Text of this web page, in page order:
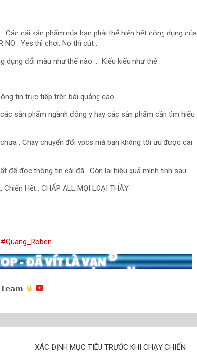
Các cái sản phẩm của bạn phải thể hiện hết công dụng của
NO . Yes thì chơi, No thì cút .
dụng đổi màu như thế nào …. Kiểu kiểu như thế .
tin trực tiếp trên bài quảng cáo .
sản phẩm ngành đông y hay các sản phẩm cần tìm hiểu
. Chạy chuyển đổi vpcs mà bạn không tối ưu được cái
để đọc thông tin cái đã . Còn lại hiệu quả mình tính sau .
Hết . CHẤP ALL MỌI LOẠI THẦY .
#Quang_Roben
XÁC ĐỊNH MỤC TIÊU TRƯỚC KHI CHẠY CHIẾN